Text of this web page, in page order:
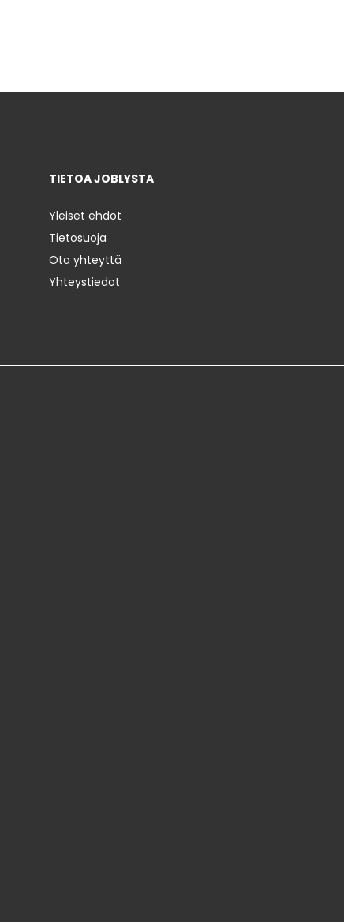
TIETOA JOBLYSTA
Yleiset ehdot
Tietosuoja
Ota yhteyttä
Yhteystiedot